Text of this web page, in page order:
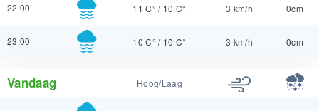
22:00 11 C° / 10 C° 3 km/h 0cm
23:00 10 C° / 10 C° 3 km/h 0cm
Vandaag Hoog/Laag